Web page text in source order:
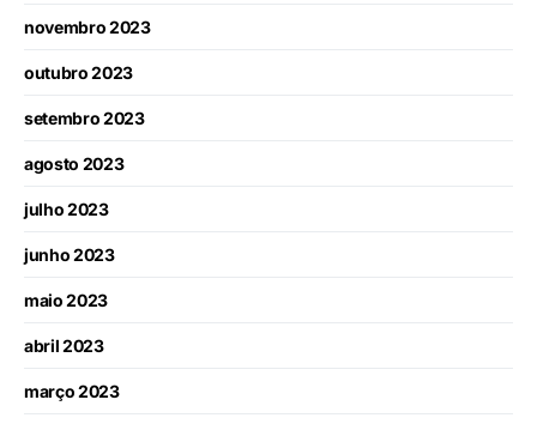
novembro 2023
outubro 2023
setembro 2023
agosto 2023
julho 2023
junho 2023
maio 2023
abril 2023
março 2023